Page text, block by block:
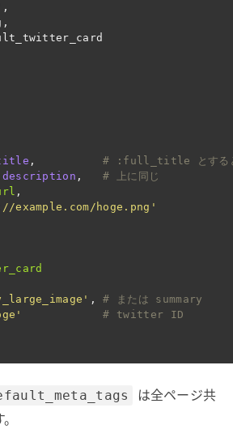
,
,
,
# :full_title とすると、
,
# 上に同じ
,
example.com/hoge.png'
,
# または summary
# twitter ID
は全ページ共